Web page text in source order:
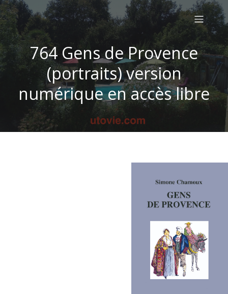
764 Gens de Provence
(portraits) version
numérique en accès libre